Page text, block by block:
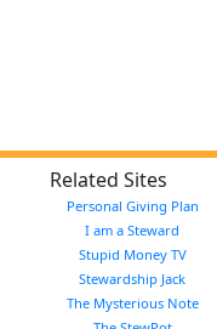
Related Sites
Personal Giving Plan
I am a Steward
Stupid Money TV
Stewardship Jack
The Mysterious Note